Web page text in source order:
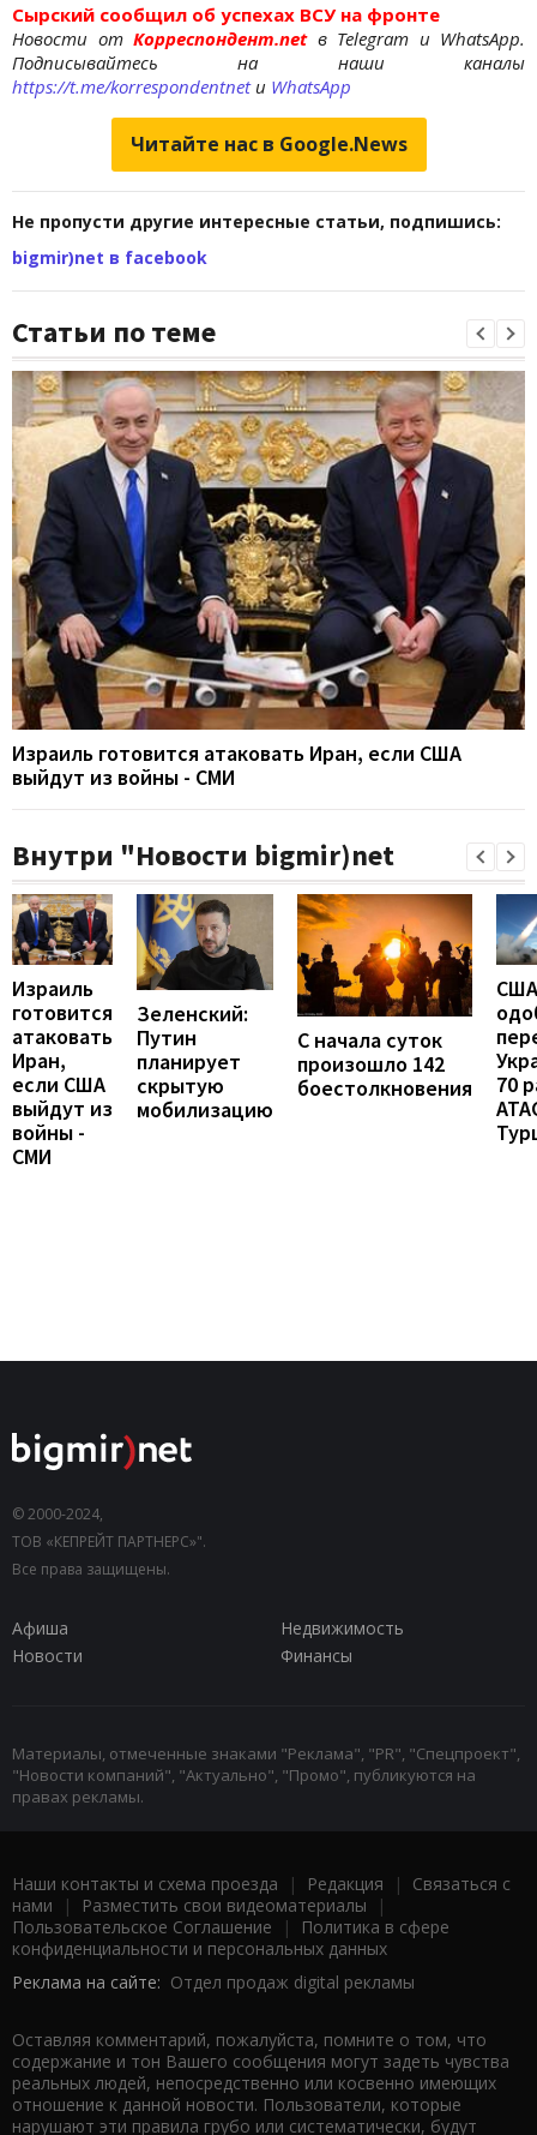
Сырский сообщил об успехах ВСУ на фронте
Новости отКорреспондент.net в Telegram и WhatsApp.
Подписывайтесь на наши каналы
https://t.me/korrespondentnetи WhatsApp
Читайте нас в Google.News
Не пропусти другие интересные статьи, подпишись:
bigmir)net в facebook
Статьи по теме
Израиль готовится атаковать Иран, если США
выйдут из войны - СМИ
Внутри "Новости bigmir)net
Израиль
готовится
атаковать
Иран,
если США
выйдут из
войны -
СМИ
Зеленский:
Путин
планирует
скрытую
мобилизацию
С начала суток
произошло 142
боестолкновения
США
70
© 2000-2024,
ТОВ «КЕПРЕЙТ ПАРТНЕРС»".
Все права защищены.
Афиша
Недвижимость
Новости
Финансы
Материалы, отмеченные знаками "Реклама", "PR", "Спецпроект",
"Новости компаний", "Актуально", "Промо", публикуются на
правах рекламы.
Наши контакты и схема проезда | Редакция | Связаться с
нами | Разместить свои видеоматериалы |
Пользовательское Соглашение |
Политика в сфере
конфиденциальности и персональных данных
Реклама на сайте: Отдел продаж digital рекламы
Оставляя комментарий, пожалуйста, помните о том, что
содержание и тон Вашего сообщения могут задеть чувства
реальных людей, непосредственно или косвенно имеющих
отношение к данной новости. Пользователи, которые
нарушают эти правила грубо или систематически, будут